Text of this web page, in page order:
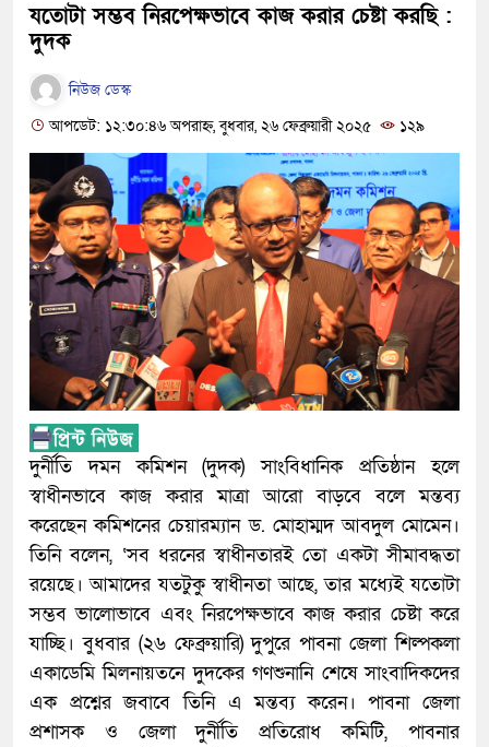
যতোটা সম্ভব নিরপেক্ষভাবে কাজ করার চেষ্টা করছি :
দুদক
নিউজ ডেস্ক
আপডেট: ১২:৩০:৪৬ অপরাহ্ন, বুধবার, ২৬ ফেব্রুয়ারী ২০২৫
১২৯
দুর্নীতি দমন কমিশন (দুদক) সাংবিধানিক প্রতিষ্ঠান হলে
স্বাধীনভাবে কাজ করার মাত্রা আরো বাড়বে বলে মন্তব্য
করেছেন কমিশনের চেয়ারম্যান ড. মোহাম্মদ আবদুল মোমেন।
তিনি বলেন, ‘সব ধরনের স্বাধীনতারই তো একটা সীমাবদ্ধতা
রয়েছে। আমাদের যতটুকু স্বাধীনতা আছে, তার মধ্যেই যতোটা
সম্ভব ভালোভাবে এবং নিরপেক্ষভাবে কাজ করার চেষ্টা করে
যাচ্ছি। বুধবার (২৬ ফেব্রুয়ারি) দুপুরে পাবনা জেলা শিল্পকলা
একাডেমি মিলনায়তনে দুদকের গণশুনানি শেষে সাংবাদিকদের
এক প্রশ্নের জবাবে তিনি এ মন্তব্য করেন। পাবনা জেলা
প্রশাসক ও জেলা দুর্নীতি প্রতিরোধ কমিটি, পাবনার